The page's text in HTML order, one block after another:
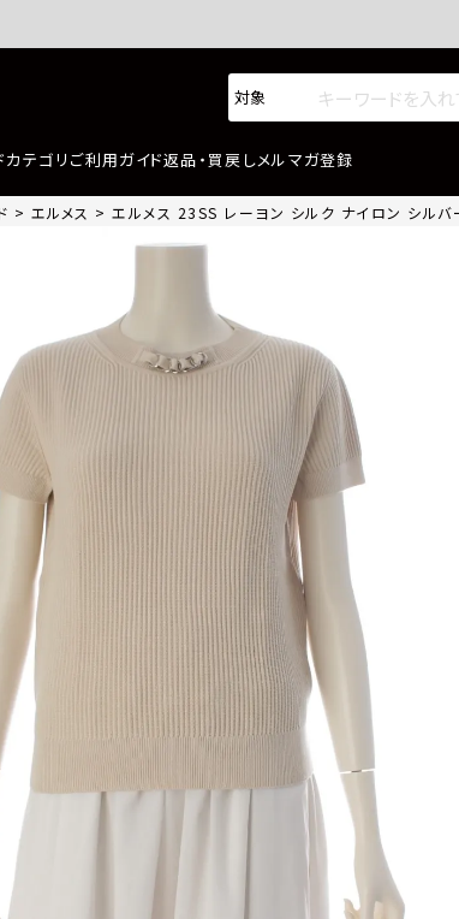
カテゴリ ご利用ガイド返品・買戻しメルマガ登録
エルメス エルメス 23SS レーヨン シルク ナイロン シル